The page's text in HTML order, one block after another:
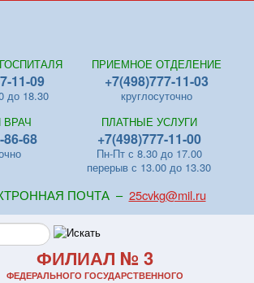
11-09
до 18.30
ПРИЕМНОЕ ОТДЕЛЕНИЕ
+7(498)777-11-03
круглосуточно
86-68
ПЛАТНЫЕ УСЛУГИ
+7(498)777-11-00
Пн-Пт с 8.30 до 17.00
перерыв с 13.00 до 13.30
ПОЧТА – 25cvkg@mil.ru
ФИЛИАЛ № 3
ФЕДЕРАЛЬНОГО ГОСУДАРСТВЕННОГО